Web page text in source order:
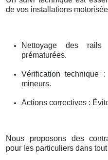
de vos installations
Nettoyage des
prématurées.
Vérification technique
mineurs.
Actions correctives :
Nous proposons des
pour les particuliers dans